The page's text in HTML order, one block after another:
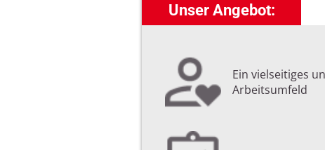
Unser Angebot:
Ein vielseitiges
Arbeitsumfeld